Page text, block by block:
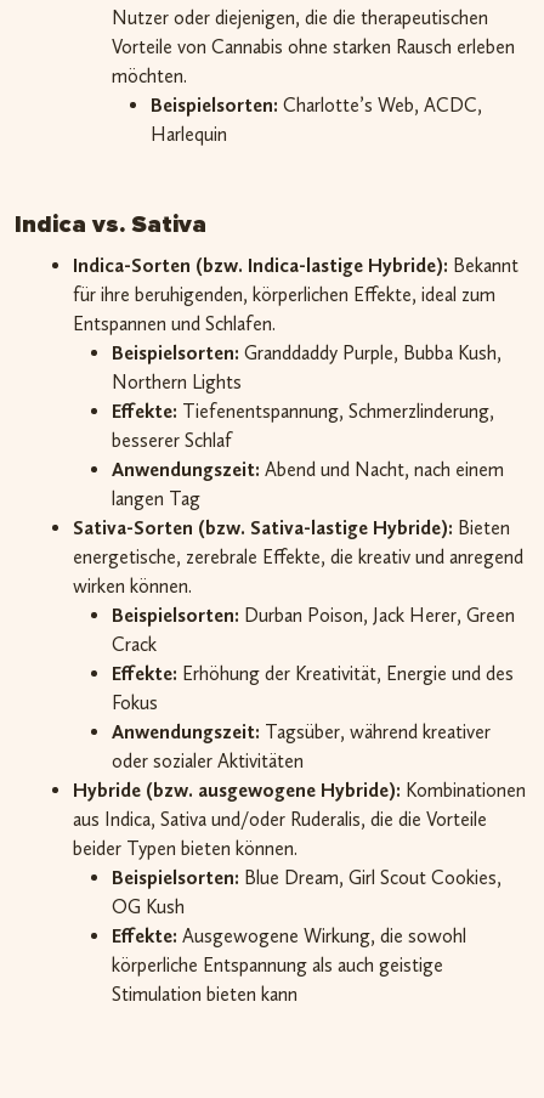
Nutzer oder diejenigen, die die therapeutischen
Vorteile von Cannabis ohne starken Rausch erleben
möchten.
Beispielsorten: Charlotte’s Web, ACDC,
Harlequin
Indica vs. Sativa
Indica-Sorten (bzw. Indica-lastige Hybride): Bekannt
für ihre beruhigenden, körperlichen Effekte, ideal zum
Entspannen und Schlafen.
Beispielsorten: Granddaddy Purple, Bubba Kush,
Northern Lights
Effekte: Tiefenentspannung, Schmerzlinderung,
besserer Schlaf
Anwendungszeit: Abend und Nacht, nach einem
langen Tag
Sativa-Sorten (bzw. Sativa-lastige Hybride): Bieten
energetische, zerebrale Effekte, die kreativ und anregend
wirken können.
Beispielsorten: Durban Poison, Jack Herer, Green
Crack
Effekte: Erhöhung der Kreativität, Energie und des
Fokus
Anwendungszeit: Tagsüber, während kreativer
oder sozialer Aktivitäten
Hybride (bzw. ausgewogene Hybride): Kombinationen
aus Indica, Sativa und/oder Ruderalis, die die Vorteile
beider Typen bieten können.
Beispielsorten: Blue Dream, Girl Scout Cookies,
OG Kush
Effekte: Ausgewogene Wirkung, die sowohl
körperliche Entspannung als auch geistige
Stimulation bieten kann